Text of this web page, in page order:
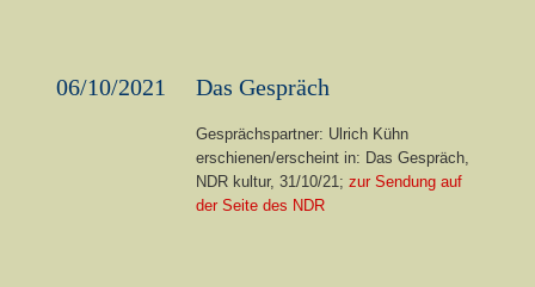
06/10/2021 Das Gespräch
Gesprächspartner: Ulrich Kühn
erschienen/erscheint in: Das Gespräch,
NDR kultur, 31/10/21; zur Sendung auf
der Seite des NDR